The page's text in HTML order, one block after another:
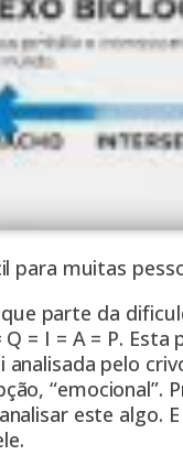
para muitas
que parte da
Q = I = A = P.
analisada pelo
este algo.